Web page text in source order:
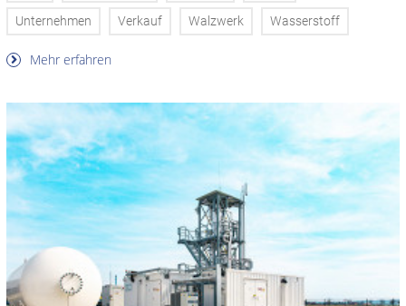
Unternehmen Verkauf Walzwerk Wasserstoff
Mehr erfahren